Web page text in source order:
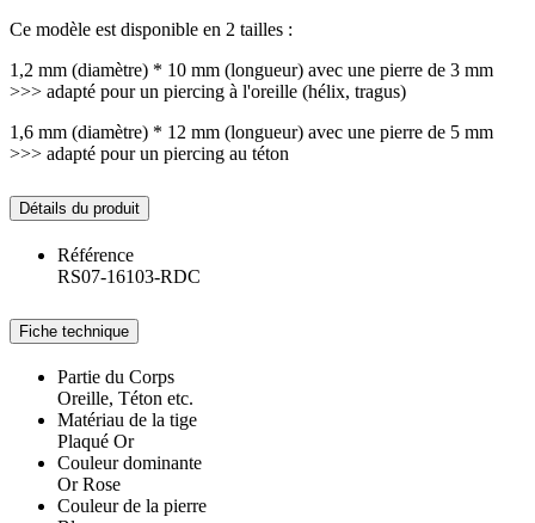
Ce modèle est disponible en 2 tailles :
1,2 mm (diamètre) * 10 mm (longueur) avec une pierre de 3 mm
>>> adapté pour un piercing à l'oreille (hélix, tragus)
1,6 mm (diamètre) * 12 mm (longueur) avec une pierre de 5 mm
>>> adapté pour un piercing au téton
Détails du produit
Référence
RS07-16103-RDC
Fiche technique
Partie du Corps
Oreille, Téton etc.
Matériau de la tige
Plaqué Or
Couleur dominante
Or Rose
Couleur de la pierre